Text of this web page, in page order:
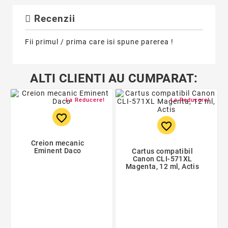
Recenzii
Fii primul / prima care isi spune parerea !
ALTI CLIENTI AU CUMPARAT:
La Reducere!
favorite_border
Creion mecanic
Eminent Daco
La Reducere!
favorite_border
Cartus compatibil
Canon CLI-571XL
Magenta, 12 ml, Actis